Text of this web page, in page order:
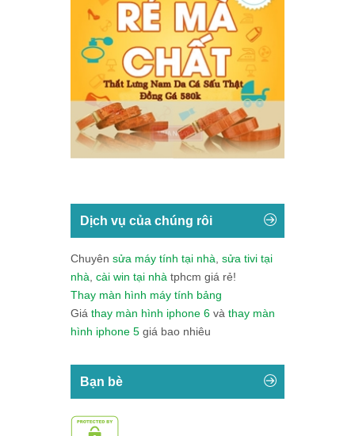
Dịch vụ của chúng rôi
Chuyên sửa máy tính tại nhà, sửa tivi tại
nhà, cài win tại nhà tphcm giá rẻ!
Thay màn hình máy tính bảng
Giá thay màn hình iphone 6 và thay màn
hình iphone 5 giá bao nhiêu
Bạn bè